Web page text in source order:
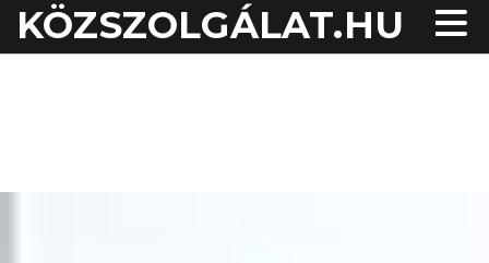
KÖZSZOLGÁLAT.HU